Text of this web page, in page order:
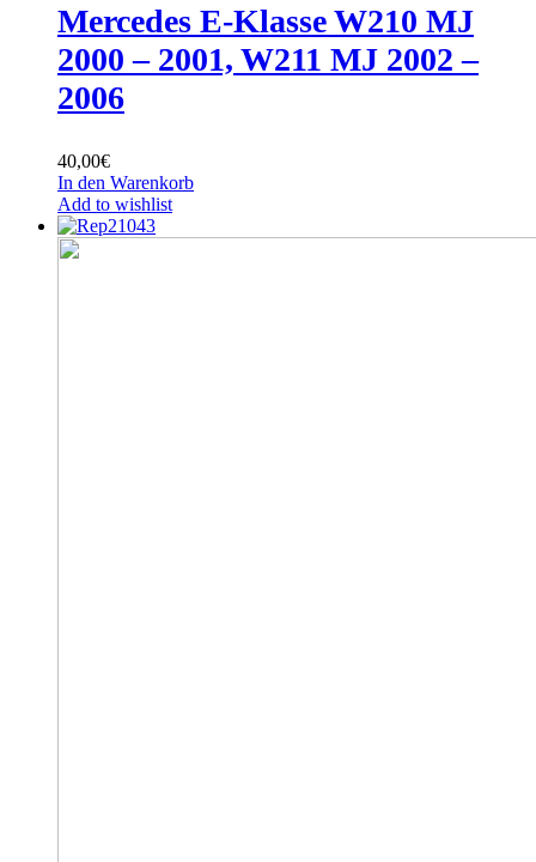
Mercedes E-Klasse W210 MJ
2000 – 2001, W211 MJ 2002 –
2006
40,00€
In den Warenkorb
Add to wishlist